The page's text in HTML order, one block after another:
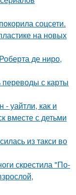
соцсети.
на новых
де ниро,
с карты
- уайтли, как и
вместе с детьми
из такси во
скрестила "По-